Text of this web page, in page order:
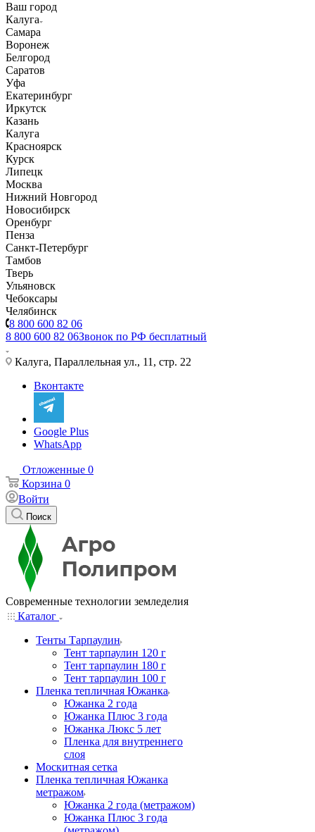
Ваш город
Калуга
Самара
Воронеж
Белгород
Саратов
Уфа
Екатеринбург
Иркутск
Казань
Калуга
Красноярск
Курск
Липецк
Москва
Нижний Новгород
Новосибирск
Оренбург
Пенза
Санкт-Петербург
Тамбов
Тверь
Ульяновск
Чебоксары
Челябинск
8 800 600 82 06
8 800 600 82 06Звонок по РФ бесплатный
Калуга, Параллельная ул., 11, стр. 22
Вконтакте
Google Plus
WhatsApp
Отложенные 0
Корзина 0
Войти
Поиск
Современные технологии земледелия
Каталог
Тенты Тарпаулин
Тент тарпаулин 120 г
Тент тарпаулин 180 г
Тент тарпаулин 100 г
Пленка тепличная Южанка
Южанка 2 года
Южанка Плюс 3 года
Южанка Люкс 5 лет
Пленка для внутреннего
слоя
Москитная сетка
Пленка тепличная Южанка
метражом
Южанка 2 года (метражом)
Южанка Плюс 3 года